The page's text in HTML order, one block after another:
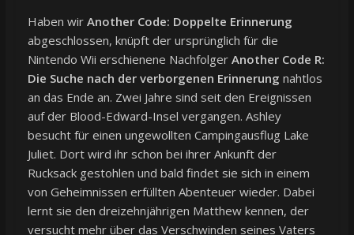
Haben wir Another Code: Doppelte Erinnerung
abgeschlossen, knüpft der ursprünglich für die
Nintendo Wii erschienene Nachfolger Another Code R:
Die Suche nach der verborgenen Erinnerung nahtlos
an das Ende an. Zwei Jahre sind seit den Ereignissen
auf der Blood-Edward-Insel vergangen. Ashley
besucht für einen ungewollten Campingausflug Lake
Juliet. Dort wird ihr schon bei ihrer Ankunft der
Rucksack gestohlen und bald findet sie sich in einem
von Geheimnissen erfüllten Abenteuer wieder. Dabei
lernt sie den dreizehnjährigen Matthew kennen, der
versucht mehr über das Verschwinden seines Vaters